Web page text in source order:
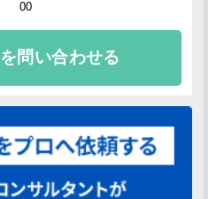
00
問い合わせる